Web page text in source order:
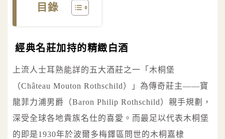
目錄
經典名莊加持的精緻白酒
上流人士耳熟能詳的五大酒莊之一「木桐堡
（Château Mouton Rothschild）」為傳奇莊主——寶
龍菲力浦男爵（Baron Philip Rothschild）親手規劃，
深受全球各地貴族名仕的喜愛。而最足以代表木桐堡
的即是1930年於波爾多梅鐸區問世的木桐嘉棣